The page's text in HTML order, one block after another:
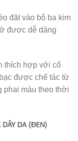
đặt vào bộ ba kim
được dễ dàng
thích hợp với cổ
được chế tác từ
phai màu theo thời
DÂY DA (ĐEN)